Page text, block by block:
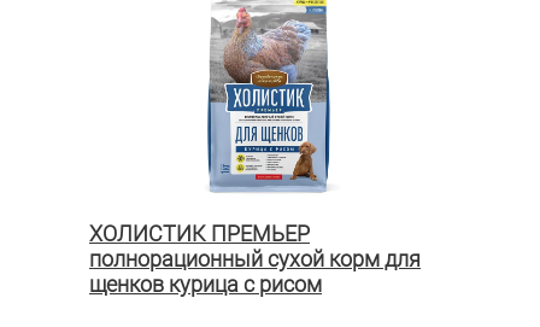
ХОЛИСТИК ПРЕМЬЕР
полнорационный сухой корм для
щенков курица с рисом